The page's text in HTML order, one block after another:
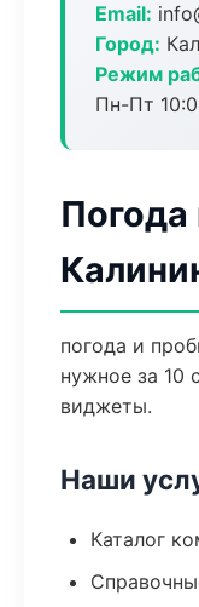
Email:
Город:
Режим
Пн-Пт
Погода
погода и
нужное за 10
виджеты.
Наши
Каталог